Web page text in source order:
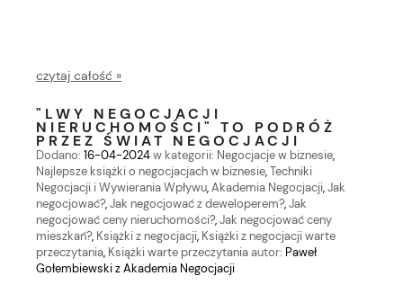
czytaj całość »
"LWY NEGOCJACJI
NIERUCHOMOŚCI" TO PODRÓŻ
PRZEZ ŚWIAT NEGOCJACJI
Dodano: 16-04-2024w kategorii: Negocjacje w biznesie,
Najlepsze książki o negocjacjach w biznesie,Techniki
Negocjacji i Wywierania Wpływu,Akademia Negocjacji,Jak
negocjować?,Jak negocjować z deweloperem?,Jak
negocjować ceny nieruchomości?,Jak negocjować ceny
mieszkań?, Książki z negocjacji, Książki z negocjacji warte
przeczytania, Książki warte przeczytaniaautor: Paweł
Gołembiewski z Akademia Negocjacji